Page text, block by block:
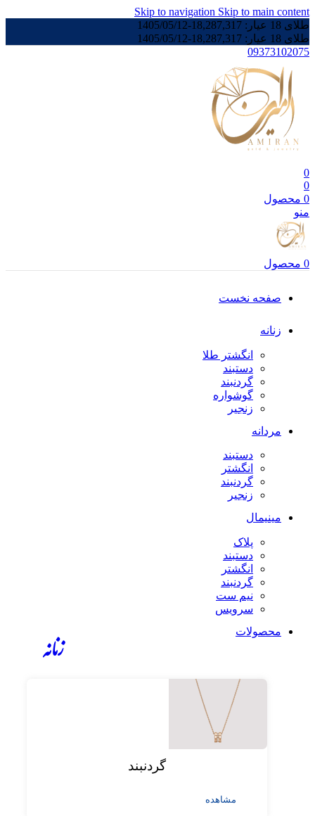
Skip to navigation Skip to main content
طلای 18 عیار:
18,287,317
-
1405/05/12
طلای 18 عیار:
18,287,317
-
1405/05/12
09373102075
0
0
0 محصول
منو
0 محصول
صفحه نخست
زنانه
انگشتر طلا
دستبند
گردنبند
گوشواره
زنجیر
مردانه
دستبند
انگشتر
گردنبند
زنجیر
مینیمال
پلاک
دستبند
انگشتر
گردنبند
نیم ست
سرویس
محصولات
زنانه
گردنبند
مشاهده